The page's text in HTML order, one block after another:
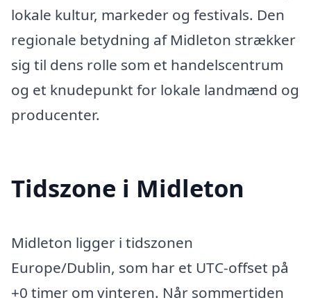
lokale kultur, markeder og festivals. Den
regionale betydning af Midleton strækker
sig til dens rolle som et handelscentrum
og et knudepunkt for lokale landmænd og
producenter.
Tidszone i Midleton
Midleton ligger i tidszonen
Europe/Dublin, som har et UTC-offset på
+0 timer om vinteren. Når sommertiden